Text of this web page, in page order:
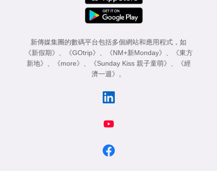
新傳媒集團的數碼平台包括多個網站和應用程式，如
《新假期》
《GOtrip》 《NM+新Monday》
《東方
新地》
《more》 《Sunday Kiss 親子童萌》
《經
濟一週》
。